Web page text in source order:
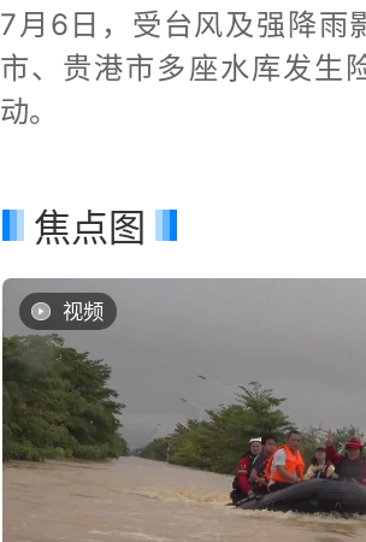
7月6日，受台风及强降雨
市、贵港市多座水库发生
动。
焦点图
视频